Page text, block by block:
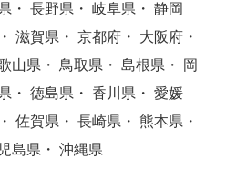
・ 長野県・ 岐阜県・ 静岡
滋賀県・ 京都府・ 大阪府・
山県・ 鳥取県・ 島根県・ 岡
・ 徳島県・ 香川県・ 愛媛
佐賀県・ 長崎県・ 熊本県・
島県・ 沖縄県